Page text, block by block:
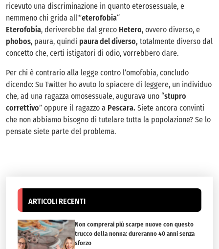
ricevuto una discriminazione in quanto eterosessuale, e
nemmeno chi grida all'”eterofobia“
Eterofobia, deriverebbe dal greco Hetero, ovvero diverso, e
phobos, paura, quindi paura del diverso, totalmente diverso dal
concetto che, certi istigatori di odio, vorrebbero dare.
Per chi è contrario alla legge contro l’omofobia, concludo
dicendo: Su Twitter ho avuto lo spiacere di leggere, un individuo
che, ad una ragazza omosessuale, augurava uno “stupro
correttivo” oppure il ragazzo a Pescara. Siete ancora convinti
che non abbiamo bisogno di tutelare tutta la popolazione? Se lo
pensate siete parte del problema.
ARTICOLI RECENTI
Non comprerai più scarpe nuove con questo
trucco della nonna: dureranno 40 anni senza
sforzo